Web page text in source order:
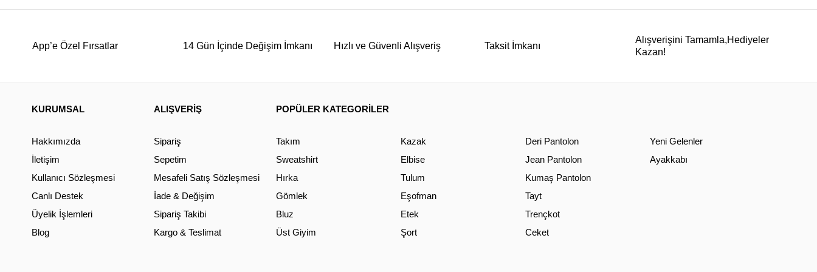
App’e Özel Fırsatlar 14 Gün İçinde Değişim İmkanı Hızlı ve Güvenli Alışveriş Taksit İmkanı
Alışverişini Tamamla,Hediyeler
Kazan!
KURUMSAL
Hakkımızda
İletişim
Kullanıcı Sözleşmesi
Canlı Destek
Üyelik İşlemleri
Blog
ALIŞVERİŞ
Sipariş
Sepetim
Mesafeli Satış Sözleşmesi
İade & Değişim
Sipariş Takibi
Kargo & Teslimat
POPÜLER KATEGORİLER
Takım
Sweatshirt
Hırka
Gömlek
Bluz
Üst Giyim
Kazak
Elbise
Tulum
Eşofman
Etek
Şort
Deri Pantolon
Jean Pantolon
Kumaş Pantolon
Tayt
Trençkot
Ceket
Yeni Gelenler
Ayakkabı